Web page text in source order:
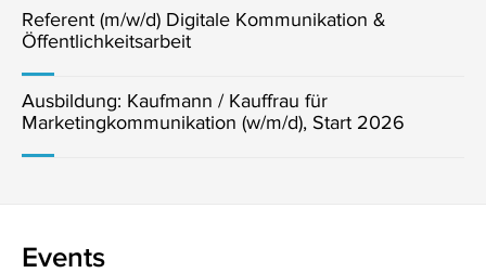
Referent (m/w/d) Digitale Kommunikation &
Öffentlichkeitsarbeit
Ausbildung: Kaufmann / Kauffrau für
Marketingkommunikation (w/m/d), Start 2026
Events